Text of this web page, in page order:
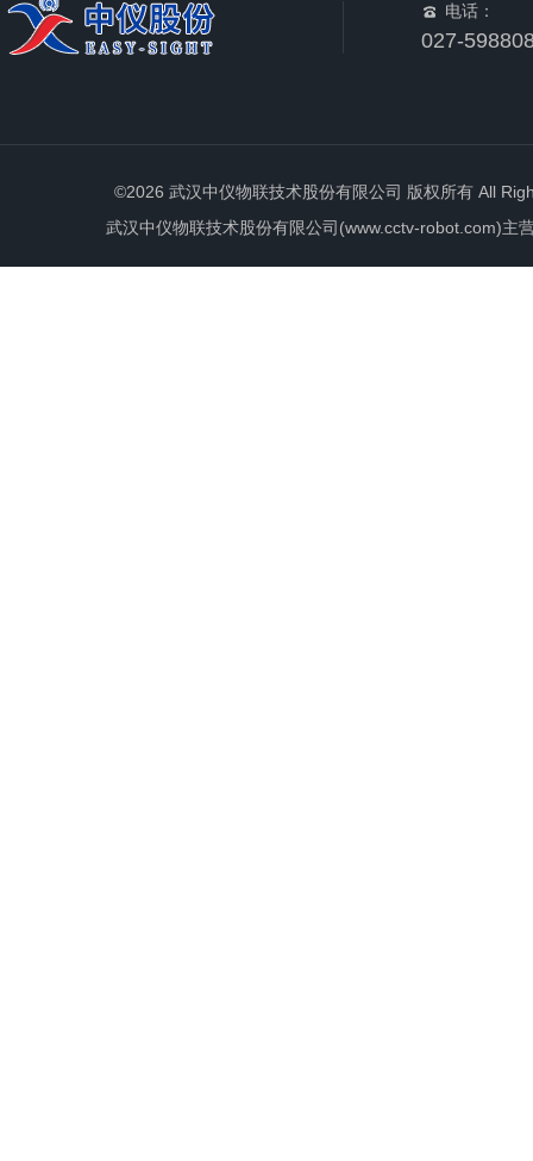
电话：
027-
©2026 武汉中仪物联技术股份有限公司 版权所有 All
武汉中仪物联技术股份有限公司(www.cctv-robot.com)主